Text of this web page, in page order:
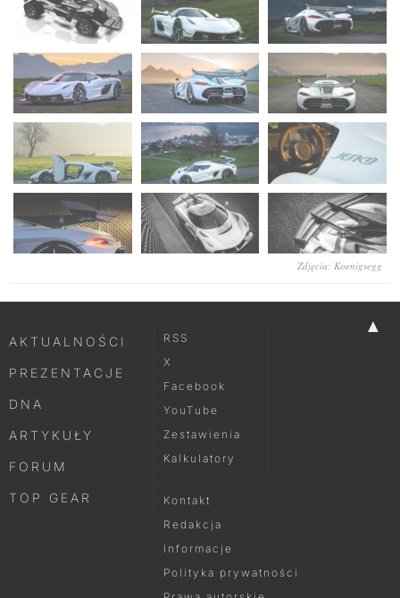
Zdjęcia: Koenigsegg
▲
AKTUALNOŚCI
PREZENTACJE
DNA
ARTYKUŁY
FORUM
TOP GEAR
RSS
X
Facebook
YouTube
Zestawienia
Kalkulatory
Kontakt
Redakcja
Informacje
Polityka prywatności